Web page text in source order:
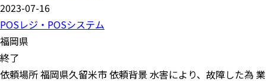
2023-07-16
POSレジ・POSシステム
福岡県
終了
依頼場所 福岡県久留米市 依頼背景 水害により、故障した為 業